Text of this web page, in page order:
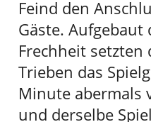
Feind den
Gäste. Aufgebaut
Frechheit setzten
Trieben das
Minute abermals
und derselbe